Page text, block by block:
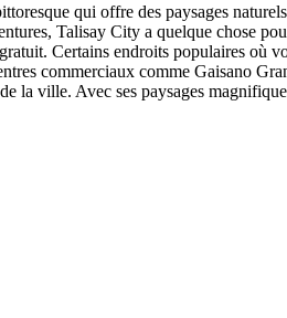
qui offre des paysages
Talisay City a quelque chose
Certains endroits populaires où
commerciaux comme Gaisano
ville. Avec ses paysages